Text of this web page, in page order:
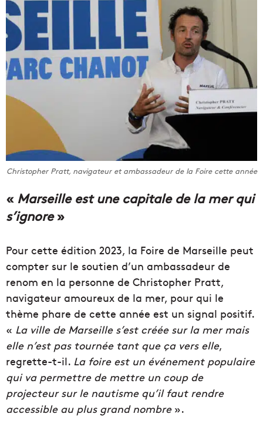
Christopher Pratt, navigateur et ambassadeur de la Foire cette année
« Marseille est une capitale de la mer qui
s’ignore»
Pour cette édition 2023, la Foire de Marseille peut
compter sur le soutien d’un ambassadeur de
renom en la personne de Christopher Pratt,
navigateur amoureux de la mer, pour qui le
thème phare de cette année est un signal positif.
« La ville de Marseille s’est créée sur la mer mais
elle n’est pas tournée tant que ça vers elle,
regrette-t-il. La foire est un événement populaire
qui va permettre de mettre un coup de
projecteur sur le nautisme qu’il faut rendre
accessible au plus grand nombre».